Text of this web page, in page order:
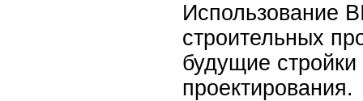
Использование
строительных
будущие
проектирования.